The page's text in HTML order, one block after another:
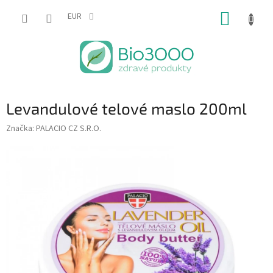
EUR
Levandulové telové maslo 200ml
Značka: PALACIO CZ S.R.O.